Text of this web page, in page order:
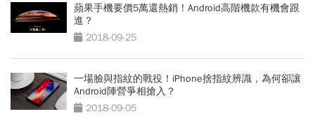
蘋果手機要價5萬還熱銷！Android高階機款有機會跟
進？
2018-09-25
一場臉與指紋的戰役！iPhone捨指紋辨識，為何卻讓
Android陣營爭相搶入？
2018-09-05